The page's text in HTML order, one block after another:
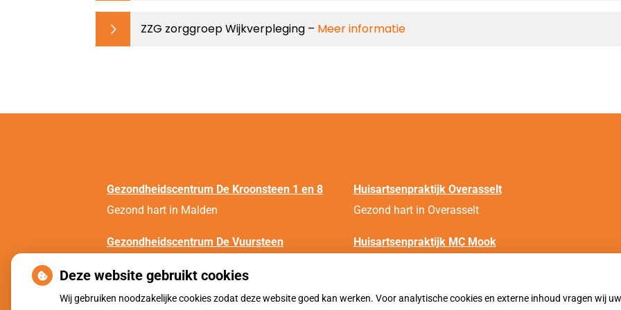
ZZG zorggroep Wijkverpleging – Meer informatie
Gezondheidscentrum De Kroonsteen 1 en 8
Gezond hart in Malden
Gezondheidscentrum De Vuursteen
Huisartsenpraktijk Overasselt
Gezond hart in Overasselt
Huisartsenpraktijk MC Mook
Deze website gebruikt cookies
Wij gebruiken noodzakelijke cookies zodat deze website goed kan werken. Voor analytische cookies en externe inhoud vragen wij